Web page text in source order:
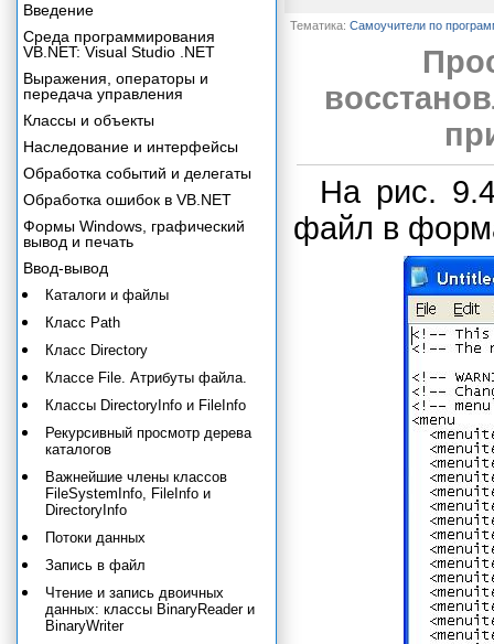
Тематика: Самоучители по
На рис.
файл в
Введение
Среда программирования
VB.NET: Visual Studio .NET
Выражения, операторы и
передача управления
Классы и объекты
Наследование и интерфейсы
Обработка событий и делегаты
Обработка ошибок в VB.NET
Формы Windows, графический
вывод и печать
Ввод-вывод
Каталоги и файлы
Класс Path
Класс Directory
Классе File. Атрибуты файла.
Классы DirectoryInfo и FileInfo
Рекурсивный просмотр дерева
каталогов
Важнейшие члены классов
FileSystemInfo, FileInfo и
DirectoryInfo
Потоки данных
Запись в файл
Чтение и запись двоичных
данных: классы BinaryReader и
BinaryWriter